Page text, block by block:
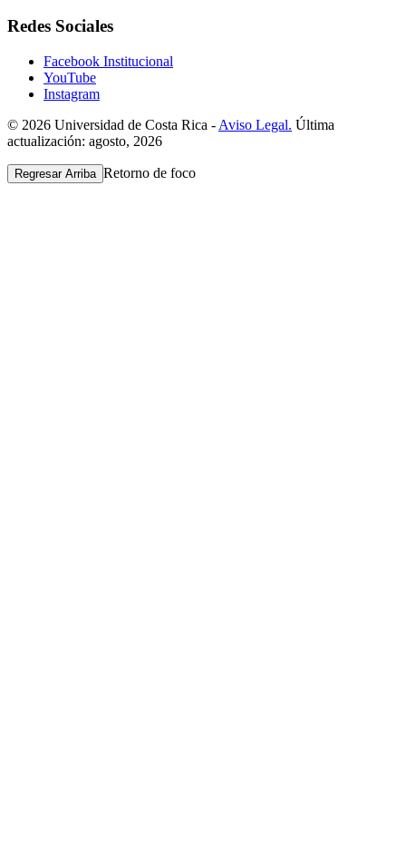
Redes Sociales
Facebook Institucional
YouTube
Instagram
© 2026 Universidad de Costa Rica - Aviso Legal. Última
actualización: agosto, 2026
Regresar Arriba Retorno de foco